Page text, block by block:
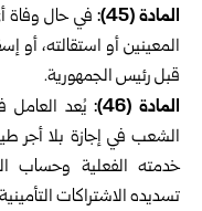
المادة (45):
في حال وفاة
المعينين أو استقالته، أو
قبل رئيس الجمهورية.
المادة (46):
يُعد العامل
الشعب في إجازة بلا أجر
خدمته الفعلية وحساب
تسديده الاشتراكات